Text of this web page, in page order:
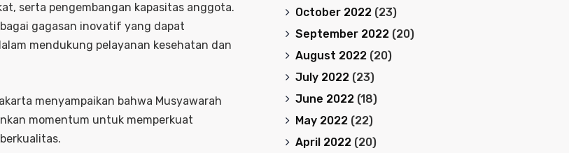
serta pengembangan kapasitas anggota.
gagasan inovatif yang dapat
mendukung pelayanan kesehatan dan
menyampaikan bahwa Musyawarah
momentum untuk memperkuat
October 2022(23)
September 2022(20)
August 2022(20)
July 2022(23)
June 2022(18)
May 2022(22)
April 2022(20)